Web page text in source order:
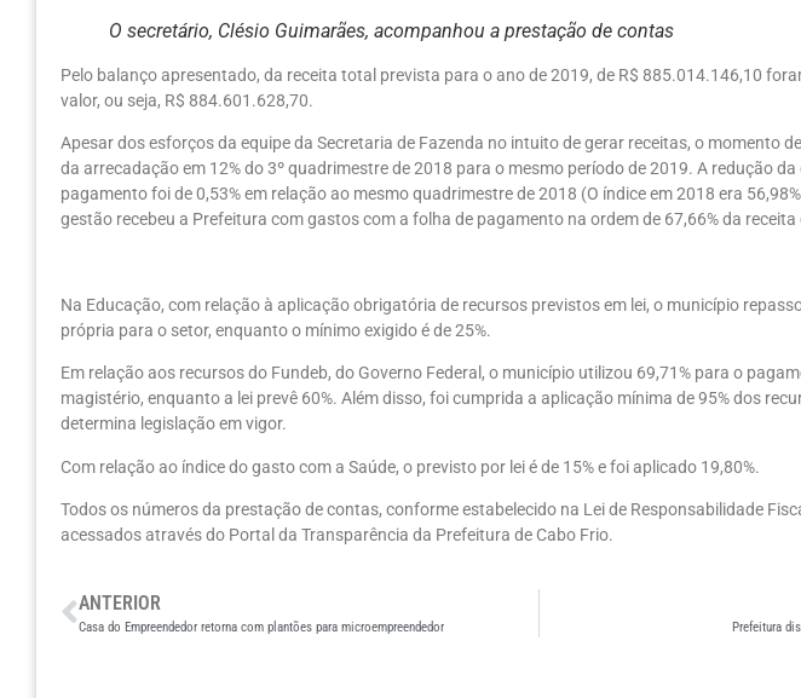
O secretário, Clésio Guimarães, acompanhou a prestação de contas
Pelo balanço apresentado, da receita total prevista para o ano de 2019, de R$ 885.014.146,10
valor, ou seja, R$ 884.601.628,70.
Apesar dos esforços da equipe da Secretaria de Fazenda no intuito de gerar receitas, o momento
da arrecadação em 12% do 3º quadrimestre de 2018 para o mesmo período de 2019. A redução
pagamento foi de 0,53% em relação ao mesmo quadrimestre de 2018 (O índice em 2018 era
gestão recebeu a Prefeitura com gastos com a folha de pagamento na ordem de 67,66% da
Na Educação, com relação à aplicação obrigatória de recursos previstos em lei, o município
própria para o setor, enquanto o mínimo exigido é de 25%.
Em relação aos recursos do Fundeb, do Governo Federal, o município utilizou 69,71% para o
magistério, enquanto a lei prevê 60%. Além disso, foi cumprida a aplicação mínima de 95% dos
determina legislação em vigor.
Com relação ao índice do gasto com a Saúde, o previsto por lei é de 15% e foi aplicado 19,80%.
Todos os números da prestação de contas, conforme estabelecido na Lei de Responsabilidade
acessados através do Portal da Transparência da Prefeitura de Cabo Frio.
ANTERIOR
Casa do Empreendedor retorna com plantões para microempreendedor Prefeitura